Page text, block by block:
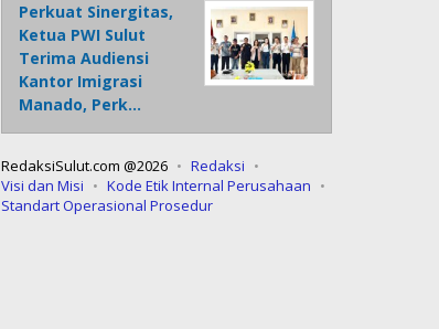
Perkuat Sinergitas,
Ketua PWI Sulut
Terima Audiensi
Kantor Imigrasi
Manado, Perk…
RedaksiSulut.com @2026
Redaksi
Visi dan Misi
Kode Etik Internal Perusahaan
Standart Operasional Prosedur